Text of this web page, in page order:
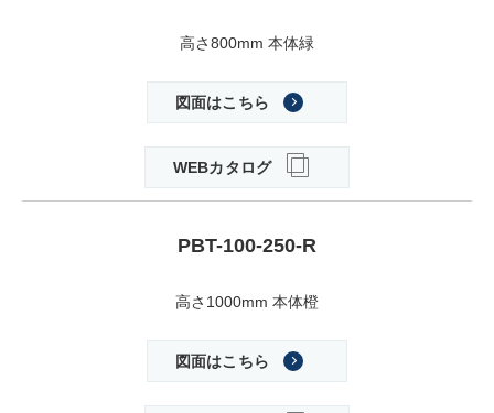
高さ800mm 本体緑
図面はこちら
WEBカタログ
PBT-100-250-R
高さ1000mm 本体橙
図面はこちら